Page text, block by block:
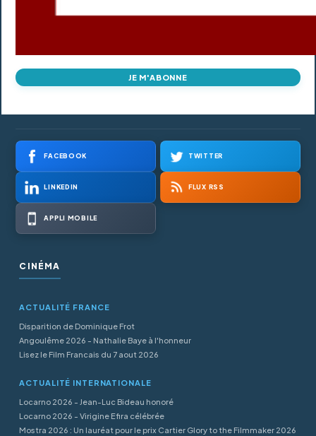
JE M'ABONNE
FACEBOOK TWITTER
LINKEDIN FLUX RSS
APPLI MOBILE
CINÉMA
ACTUALITÉ FRANCE
Disparition de Dominique Frot
Angoulême 2026 - Nathalie Baye à l'honneur
Lisez le Film Francais du 7 aout 2026
ACTUALITÉ INTERNATIONALE
Locarno 2026 - Jean-Luc Bideau honoré
Locarno 2026 - Virigine Efira célébrée
Mostra 2026 : Un lauréat pour le prix Cartier Glory to the Filmmaker 2026